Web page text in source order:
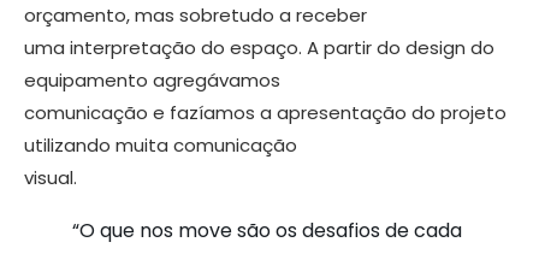
orçamento, mas sobretudo a receber
uma interpretação do espaço. A partir do design do
equipamento agregáva­mos
comunicação e fazíamos a apre­sentação do projeto
utilizando muita comunicação
visual.
“O que nos move são os desafios de cada